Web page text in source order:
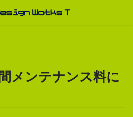
メンテナンス料に